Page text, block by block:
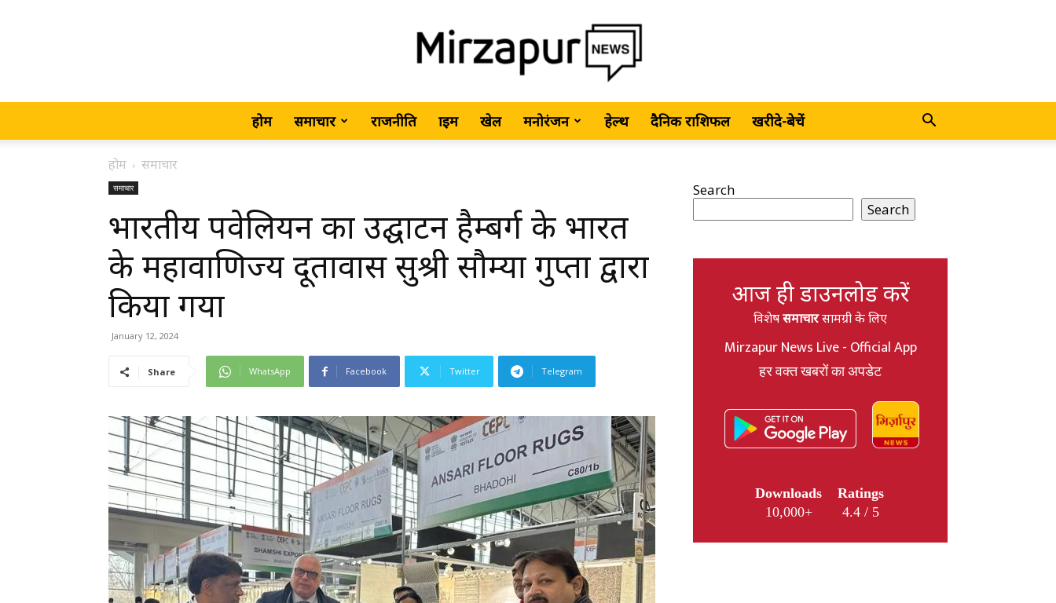
MirzapurNews.com
News,
Latest
होम समाचार राजनीति क्राइम खेल मनोरंजन हेल्थ दैनिक राशिफल खरीदे-बेचें
होम समाचार
समाचार
भारतीय पवेलियन का उद्घाटन हैम्बर्ग के भारत
के महावाणिज्य दूतावास सुश्री सौम्या गुप्ता द्वारा
किया गया
January 12, 2024
Share WhatsApp Facebook Twitter Telegram
Search
Search
आज ही डाउनलोड करें
विशेषसमाचारसामग्री के लिए
Mirzapur News Live - Official App
हर वक्त खबरों का अपडेट
Downloads
10,000+
Ratings
4.4 / 5